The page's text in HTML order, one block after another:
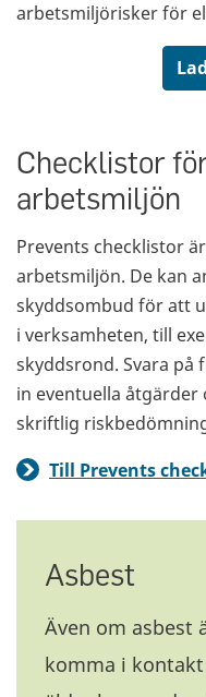
arbetsmiljörisker för
Checklistor
arbetsmiljön
Prevents checklistor
arbetsmiljön. De kan
skyddsombud för att
i verksamheten, till
skyddsrond. Svara på
in eventuella åtgärder
skriftlig
Till Prevents
Asbest
Även om asbest
komma i